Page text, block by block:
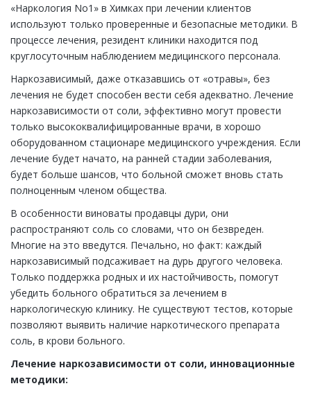
«Наркология No1» в Химках при лечении клиентов
используют только проверенные и безопасные методики. В
процессе лечения, резидент клиники находится под
круглосуточным наблюдением медицинского персонала.
Наркозависимый, даже отказавшись от «отравы», без
лечения не будет способен вести себя адекватно. Лечение
наркозависимости от соли, эффективно могут провести
только высококвалифицированные врачи, в хорошо
оборудованном стационаре медицинского учреждения. Если
лечение будет начато, на ранней стадии заболевания,
будет больше шансов, что больной сможет вновь стать
полноценным членом общества.
В особенности виноваты продавцы дури, они
распространяют соль со словами, что он безвреден.
Многие на это введутся. Печально, но факт: каждый
наркозависимый подсаживает на дурь другого человека.
Только поддержка родных и их настойчивость, помогут
убедить больного обратиться за лечением в
наркологическую клинику. Не существуют тестов, которые
позволяют выявить наличие наркотического препарата
соль, в крови больного.
Лечение наркозависимости от соли, инновационные
методики: